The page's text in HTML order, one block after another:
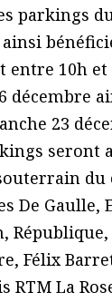
parkings
entre 10h et
décembre
23
seront
du
De Gaulle,
Félix
RTM La